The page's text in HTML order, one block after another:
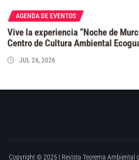
AGENDA DE EVENTOS
Vive la experiencia “Noche de
Centro de Cultura Ambiental
JUL 24, 2026
Copyright © 2025 | Revista Teorema Ambiental